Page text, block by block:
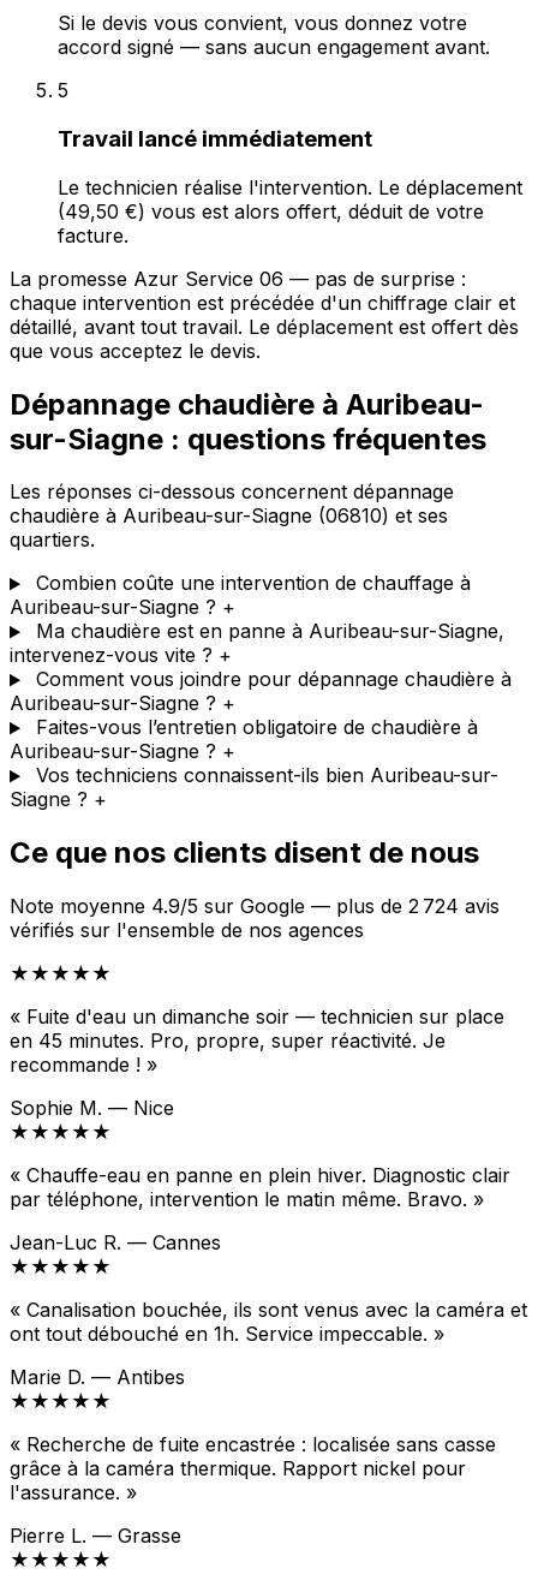
Si le devis vous convient, vous donnez votre
accord signé — sans aucun engagement avant.
5
Travail lancé immédiatement
Le technicien réalise l'intervention. Le déplacement
(49,50 €) vous est alors offert, déduit de votre
facture.
La promesse Azur Service 06 — pas de surprise :
chaque intervention est précédée d'un chiffrage clair et
détaillé, avant tout travail. Le déplacement est offert dès
que vous acceptez le devis.
Dépannage chaudière à Auribeau-
sur-Siagne : questions fréquentes
Les réponses ci-dessous concernent dépannage
chaudière à Auribeau-sur-Siagne (06810) et ses
quartiers.
Combien coûte une intervention de chauffage à
Auribeau-sur-Siagne ? +
Ma chaudière est en panne à Auribeau-sur-Siagne,
intervenez-vous vite ? +
Comment vous joindre pour dépannage chaudière à
Auribeau-sur-Siagne ? +
Faites-vous l’entretien obligatoire de chaudière à
Auribeau-sur-Siagne ? +
Vos techniciens connaissent-ils bien Auribeau-sur-
Siagne ? +
Ce que nos clients disent de nous
Note moyenne 4.9/5 sur Google — plus de 2 724 avis
vérifiés sur l'ensemble de nos agences
★★★★★
« Fuite d'eau un dimanche soir — technicien sur place
en 45 minutes. Pro, propre, super réactivité. Je
recommande ! »
Sophie M. — Nice
★★★★★
« Chauffe-eau en panne en plein hiver. Diagnostic clair
par téléphone, intervention le matin même. Bravo. »
Jean-Luc R. — Cannes
★★★★★
« Canalisation bouchée, ils sont venus avec la caméra et
ont tout débouché en 1h. Service impeccable. »
Marie D. — Antibes
★★★★★
« Recherche de fuite encastrée : localisée sans casse
grâce à la caméra thermique. Rapport nickel pour
l'assurance. »
Pierre L. — Grasse
★★★★★